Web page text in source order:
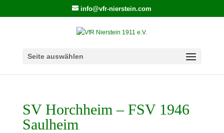
info@vfr-nierstein.com
Seite auswählen
SV Horchheim – FSV 1946
Saulheim